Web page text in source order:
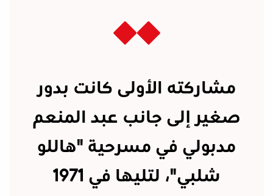
مشاركته الأولى كانت بدور
صغير إلى جانب عبد المنعم
مدبولي في مسرحية "هاللو
شلبي"، لتليها في 1971